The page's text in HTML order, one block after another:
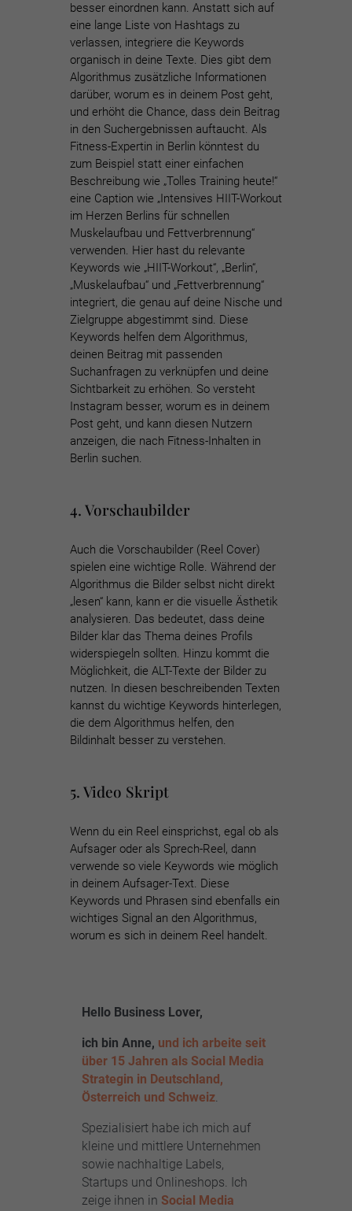
besser einordnen kann. Anstatt sich auf
eine lange Liste von Hashtags zu
verlassen, integriere die Keywords
organisch in deine Texte. Dies gibt dem
Algorithmus zusätzliche Informationen
darüber, worum es in deinem Post geht,
und erhöht die Chance, dass dein Beitrag
in den Suchergebnissen auftaucht. Als
Fitness-Expertin in Berlin könntest du
zum Beispiel statt einer einfachen
Beschreibung wie „Tolles Training heute!“
eine Caption wie „Intensives HIIT-Workout
im Herzen Berlins für schnellen
Muskelaufbau und Fettverbrennung“
verwenden. Hier hast du relevante
Keywords wie „HIIT-Workout“, „Berlin“,
„Muskelaufbau“ und „Fettverbrennung“
integriert, die genau auf deine Nische und
Zielgruppe abgestimmt sind. Diese
Keywords helfen dem Algorithmus,
deinen Beitrag mit passenden
Suchanfragen zu verknüpfen und deine
Sichtbarkeit zu erhöhen. So versteht
Instagram besser, worum es in deinem
Post geht, und kann diesen Nutzern
anzeigen, die nach Fitness-Inhalten in
Berlin suchen.
4. Vorschaubilder
Auch die Vorschaubilder (Reel Cover)
spielen eine wichtige Rolle. Während der
Algorithmus die Bilder selbst nicht direkt
„lesen“ kann, kann er die visuelle Ästhetik
analysieren. Das bedeutet, dass deine
Bilder klar das Thema deines Profils
widerspiegeln sollten. Hinzu kommt die
Möglichkeit, die ALT-Texte der Bilder zu
nutzen. In diesen beschreibenden Texten
kannst du wichtige Keywords hinterlegen,
die dem Algorithmus helfen, den
Bildinhalt besser zu verstehen.
5. Video Skript
Wenn du ein Reel einsprichst, egal ob als
Aufsager oder als Sprech-Reel, dann
verwende so viele Keywords wie möglich
in deinem Aufsager-Text. Diese
Keywords und Phrasen sind ebenfalls ein
wichtiges Signal an den Algorithmus,
worum es sich in deinem Reel handelt.
Hello Business Lover,
ich bin Anne, und ich arbeite seit
über 15 Jahren als Social Media
Strategin in Deutschland,
Österreich und Schweiz
Spezialisiert habe ich mich auf
kleine und mittlere Unternehmen
sowie nachhaltige Labels,
Startups und Onlineshops. Ich
zeige ihnen in Social Media